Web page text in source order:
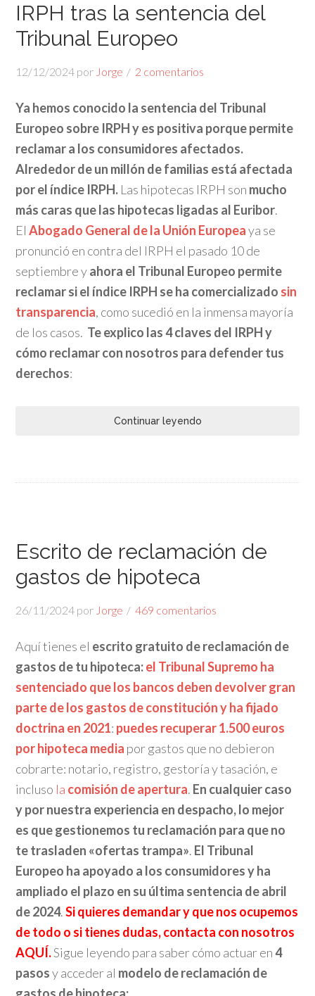
IRPH tras la sentencia del
Tribunal Europeo
12/12/2024 por Jorge 2 comentarios
Ya hemos conocido la sentencia del Tribunal
Europeo sobre IRPH y es positiva porque permite
reclamar a los consumidores afectados.
Alrededor de un millón de familias está afectada
por el índice IRPH. Las hipotecas IRPH son mucho
más caras que las hipotecas ligadas al Euribor.
ElAbogado General de la Unión Europeaya se
pronunció en contra del IRPH el pasado 10 de
septiembre yahora el Tribunal Europeo permite
reclamar si el índice IRPH se ha comercializado sin
transparencia, como sucedió en la inmensa mayoría
de los casos. Te explico las 4 claves del IRPH y
cómo reclamar con nosotros para defender tus
derechos:
Continuar leyendo
Escrito de reclamación de
gastos de hipoteca
26/11/2024 por Jorge 469 comentarios
Aquí tienes el escrito gratuito de reclamación de
gastos de tu hipoteca:el Tribunal Supremo ha
sentenciado quelos bancos deben devolver gran
parte de los gastos de constitución y ha fijado
doctrina en 2021: puedes recuperar 1.500 euros
por hipoteca media por gastos que no debieron
cobrarte: notario, registro, gestoría y tasación, e
incluso la comisión de apertura. En cualquier caso
y por nuestra experiencia en despacho, lo mejor
es que gestionemos tu reclamación para que no
te trasladen «ofertas trampa». El Tribunal
Europeo ha apoyado a los consumidores y ha
ampliado el plazo en su última sentencia de abril
de 2024.Si quieres demandar y que nos ocupemos
de todo o si tienes dudas, contacta con nosotros
AQUÍ.Sigue leyendo para saber cómo actuar en4
pasosy acceder al modelo de reclamación de